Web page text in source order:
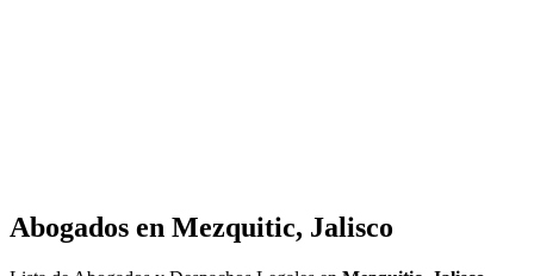
Abogados en Mezquitic, Jalisco